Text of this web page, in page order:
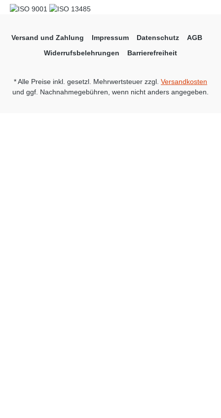
Versand und Zahlung Impressum Datenschutz
AGB
Widerrufsbelehrungen
Barrierefreiheit
* Alle Preise inkl. gesetzl. Mehrwertsteuer zzgl. Versandkosten
und ggf. Nachnahmegebühren, wenn nicht anders angegeben.